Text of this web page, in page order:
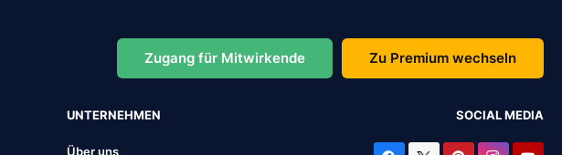
Zugang für Mitwirkende Zu Premium wechseln
UNTERNEHMEN
Über uns
SOCIAL MEDIA